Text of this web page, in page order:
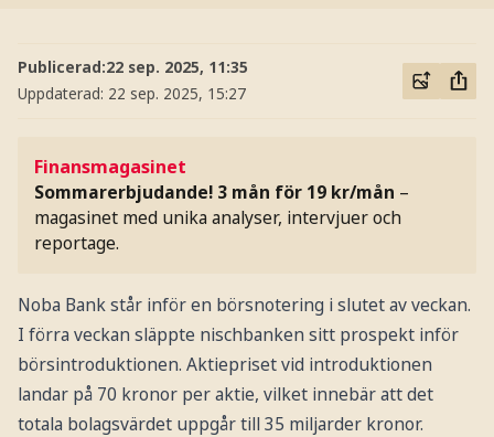
Publicerad:22 sep. 2025, 11:35
Uppdaterad: 22 sep. 2025, 15:27
Finansmagasinet
Sommarerbjudande! 3 mån för 19 kr/mån –
magasinet med unika analyser, intervjuer och
reportage.
Noba Bank står inför en börsnotering i slutet av veckan.
I förra veckan släppte nischbanken sitt prospekt inför
börsintroduktionen. Aktiepriset vid introduktionen
landar på 70 kronor per aktie, vilket innebär att det
totala bolagsvärdet uppgår till 35 miljarder kronor.